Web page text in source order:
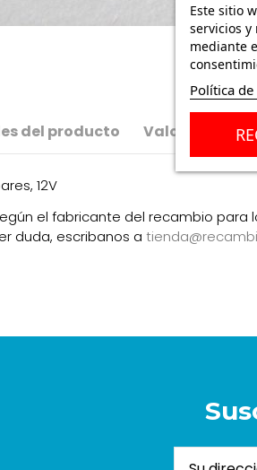
del producto Valoraciones
12V
el fabricante del recambio
duda, escribanos a
Este sitio
servicios
mediante
Política